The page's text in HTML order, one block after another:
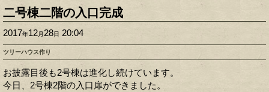
二号棟二階の入口完成
2017年12月 28日 20:04
ツリーハウス作り
お披露目後も2号棟は進化し続けています。
今日、2号棟2階の入口扉ができました。